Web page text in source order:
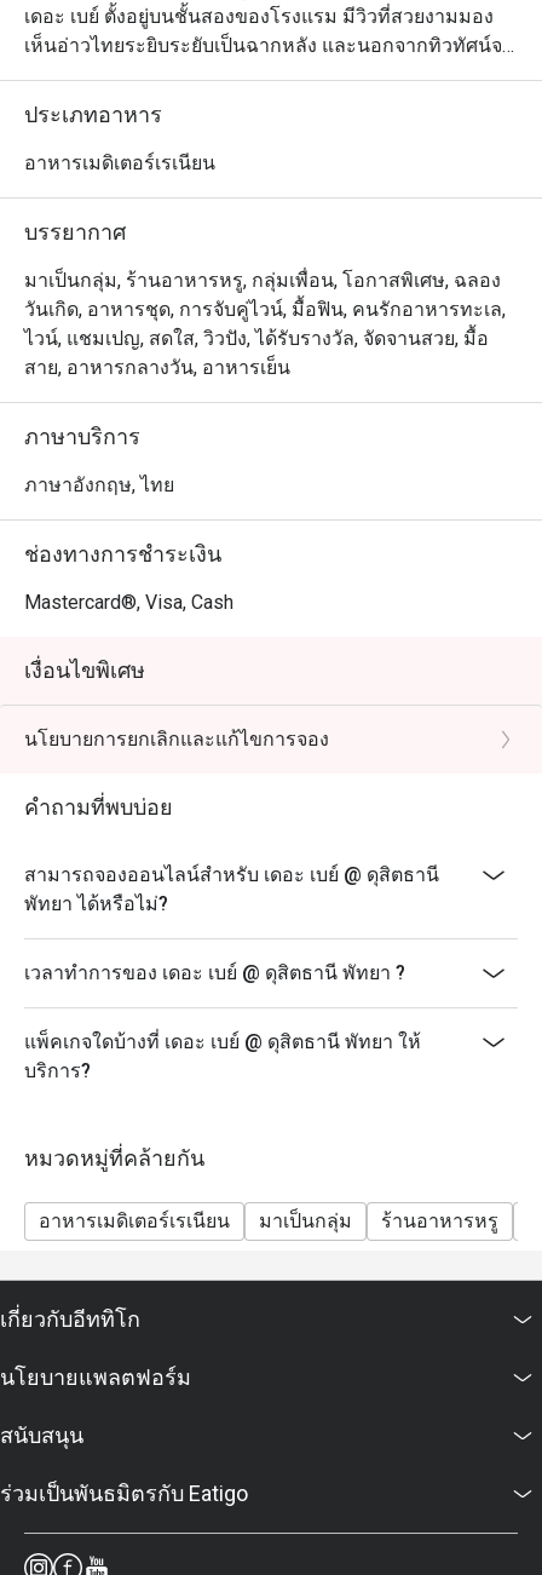
เดอะ เบย์ ตั้งอยู่บนชั้นสองของโรงแรม มีวิวที่สวยงามมอง
เห็นอ่าวไทยระยิบระยับเป็นฉากหลัง และนอกจากทิวทัศน์จะ
ไม่เป็นรองใครในพัทยาแล้ว ห้องอาหารแห่งนี้ยังนำเสนอ
อาหารคุณภาพชั้นยอดอีกด้วย แต่ละเมนูปรุงอย่างพิถีพิถัน
สุขให้วันพักผ่อนด้วยเครื่องดื่มชั้นเลิศที่ทางร้านคัดสรรมาให้
ประเภทอาหาร
อาหารเมดิเตอร์เรเนียน
บรรยากาศ
มาเป็นกลุ่ม, ร้านอาหารหรู, กลุ่มเพื่อน, โอกาสพิเศษ, ฉลอง
วันเกิด, อาหารชุด, การจับคู่ไวน์, มื้อฟิน, คนรักอาหารทะเล,
ไวน์, แชมเปญ, สดใส, วิวปัง, ได้รับรางวัล, จัดจานสวย, มื้อ
สาย, อาหารกลางวัน, อาหารเย็น
ภาษาบริการ
ภาษาอังกฤษ, ไทย
ช่องทางการชำระเงิน
Mastercard®, Visa, Cash
เงื่อนไขพิเศษ
นโยบายการยกเลิกและแก้ไขการจอง
คำถามที่พบบ่อย
สามารถจองออนไลน์สำหรับ เดอะ เบย์ @ ดุสิตธานี
พัทยา ได้หรือไม่?
เวลาทำการของ เดอะ เบย์ @ ดุสิตธานี พัทยา ?
แพ็คเกจใดบ้างที่ เดอะ เบย์ @ ดุสิตธานี พัทยา ให้
บริการ?
หมวดหมู่ที่คล้ายกัน
อาหารเมดิเตอร์เรเนียน มาเป็นกลุ่ม ร้านอาหารหรู
เกี่ยวกับอีททิโก
นโยบายแพลตฟอร์ม
สนับสนุน
ร่วมเป็นพันธมิตรกับ Eatigo